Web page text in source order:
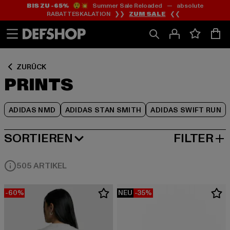
Zum
Inhalt
springen
Zum
Fußzeile
springen
BIS ZU -65%😲💥 Summer Sale Reloaded — absolute
RABATTESKALATION ❯❯ ZUM SALE ❮❮
ZURÜCK
PRINTS
ADIDAS NMD ADIDAS STAN SMITH ADIDAS SWIFT RUN
Zum
Produktraster
springen
SORTIEREN
BELIEBTESTE FILTER
505 ARTIKEL
-60% NEU -35%